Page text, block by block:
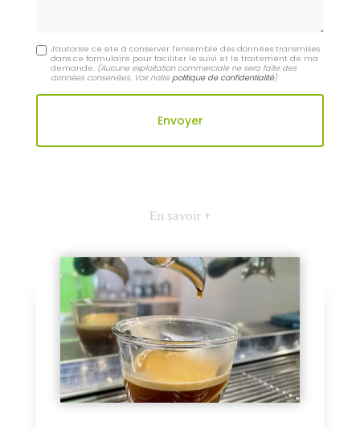
J'autorise ce site à conserver l'ensemble des données transmises
dans ce formulaire pour faciliter le suivi et le traitement de ma
demande. (Aucune exploitation commerciale ne sera faite des
données conservées. Voir notrepolitique de confidentialité)
En savoir +